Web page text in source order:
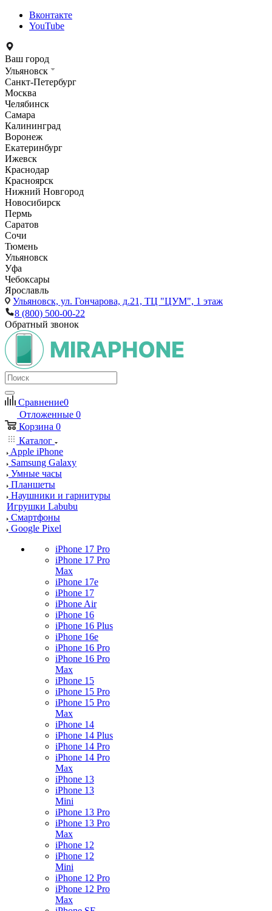
Вконтакте
YouTube
Ваш город
Ульяновск
Санкт-Петербург
Москва
Челябинск
Самара
Калининград
Воронеж
Екатеринбург
Ижевск
Краснодар
Красноярск
Нижний Новгород
Новосибирск
Пермь
Саратов
Сочи
Тюмень
Ульяновск
Уфа
Чебоксары
Ярославль
Ульяновск, ул. Гончарова, д.21, ТЦ "ЦУМ", 1 этаж
8 (800) 500-00-22
Обратный звонок
Сравнение0
Отложенные 0
Корзина 0
Каталог
Apple iPhone
Samsung Galaxy
Умные часы
Планшеты
Наушники и гарнитуры
Игрушки Labubu
Смартфоны
Google Pixel
iPhone 17 Pro
iPhone 17 Pro
Max
iPhone 17e
iPhone 17
iPhone Air
iPhone 16
iPhone 16 Plus
iPhone 16e
iPhone 16 Pro
iPhone 16 Pro
Max
iPhone 15
iPhone 15 Pro
iPhone 15 Pro
Max
iPhone 14
iPhone 14 Plus
iPhone 14 Pro
iPhone 14 Pro
Max
iPhone 13
iPhone 13
Mini
iPhone 13 Pro
iPhone 13 Pro
Max
iPhone 12
iPhone 12
Mini
iPhone 12 Pro
iPhone 12 Pro
Max